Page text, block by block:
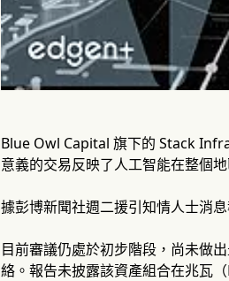
Blue Owl Capital 旗下的 Stack
意義的交易反映了人工智能在整個
據彭博新聞社週二援引知情人士消
目前審議仍處於初步階段，尚未做
絡。報告未披露該資產組合在兆瓦